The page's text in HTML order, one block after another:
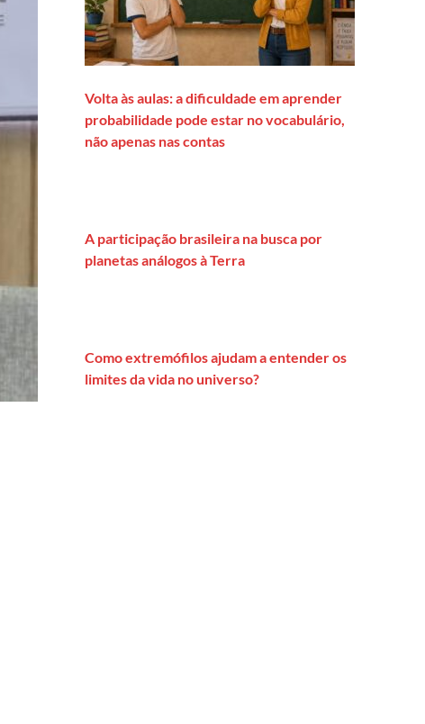
Volta às aulas: a dificuldade em aprender
probabilidade pode estar no vocabulário,
não apenas nas contas
A participação brasileira na busca por
planetas análogos à Terra
Como extremófilos ajudam a entender os
limites da vida no universo?